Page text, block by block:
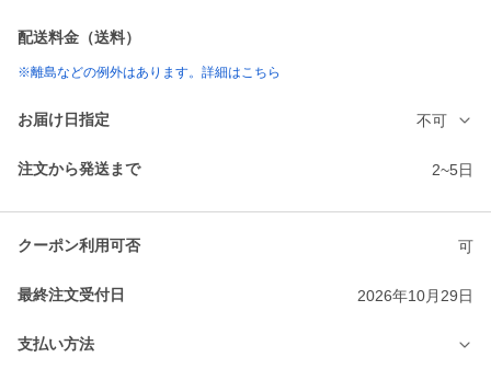
配送料金（送料）
※離島などの例外はあります。詳細はこちら
お届け日指定 不可
注文から発送まで 2~5日
クーポン利用可否 可
最終注文受付日 2026年10月29日
支払い方法